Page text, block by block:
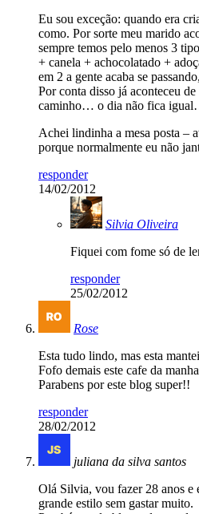
Eu sou exceção: quando era
como. Por sorte meu marido
sempre temos pelo menos 3
+ canela + achocolatado +
em 2 a gente acaba se
Por conta disso já aconteceu
caminho… o dia não fica igual…
Achei lindinha a mesa posta –
porque normalmente eu não
responder
14/02/2012
Silvia Oliveira
Fiquei com fome só de
responder
25/02/2012
Rose
Esta tudo lindo, mas esta
Fofo demais este cafe da
Parabens por este blog super!!
responder
28/02/2012
juliana da silva santos
Olá Silvia, vou fazer 28 anos e
grande estilo sem gastar muito.